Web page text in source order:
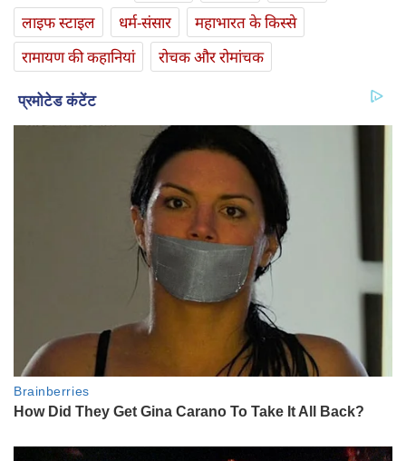
लाइफ स्‍टाइल
धर्म-संसार
महाभारत के किस्से
रामायण की कहानियां
रोचक और रोमांचक